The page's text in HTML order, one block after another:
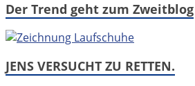
Der Trend geht zum Zweitblog
JENS VERSUCHT ZU RETTEN.